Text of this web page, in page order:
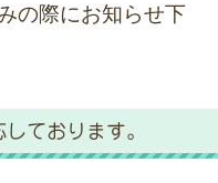
の際にお知らせ下
ております。